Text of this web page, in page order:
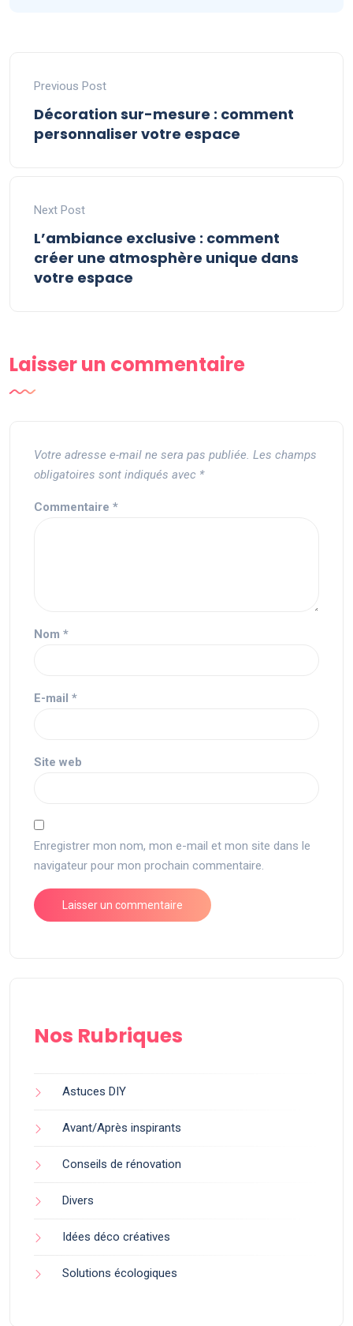
Previous Post
Décoration sur-mesure : comment
personnaliser votre espace
Next Post
L’ambiance exclusive : comment
créer une atmosphère unique dans
votre espace
Laisser un commentaire
Votre adresse e-mail ne sera pas publiée. Les champs
obligatoires sont indiqués avec *
Commentaire *
Nom *
E-mail *
Site web
Enregistrer mon nom, mon e-mail et mon site dans le
navigateur pour mon prochain commentaire.
Nos Rubriques
Astuces DIY
Avant/Après inspirants
Conseils de rénovation
Divers
Idées déco créatives
Solutions écologiques